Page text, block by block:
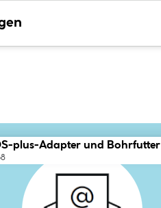
plus-Adapter und Bohrfutter